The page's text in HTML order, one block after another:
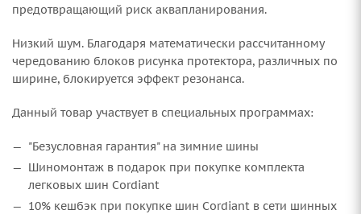
предотвращающий риск аквапланирования.
Низкий шум. Благодаря математически рассчитанному
чередованию блоков рисунка протектора, различных по
ширине, блокируется эффект резонанса.
Данный товар участвует в специальных программах:
"Безусловная гарантия" на зимние шины
Шиномонтаж в подарок при покупке комплекта
легковых шин Cordiant
10% кешбэк при покупке шин Cordiant в сети шинных